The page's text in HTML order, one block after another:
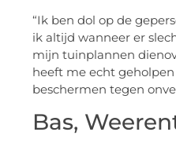
“Ik ben dol op de
ik altijd wanneer er
mijn tuinplannen
heeft me echt
beschermen tegen
Bas,